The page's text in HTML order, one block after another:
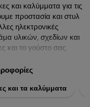
και καλύμματα για τις
προστασία και στυλ
ηλεκτρονικές
υλικών, σχεδίων και
και το γούστο σας.
δίνετε ένα
με τις κορυφαίες
και τα καλύμματα